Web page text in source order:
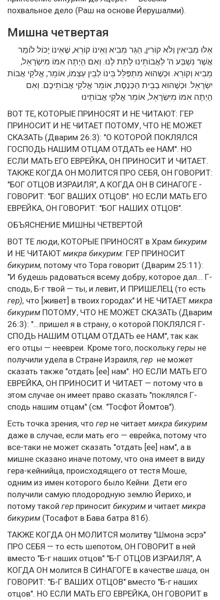
похвальное дело (Раш на основе Йерушалми).
Мишна четвертая
אֵלּוּ מְבִיאִין וְלֹא קוֹרִין, הַגֵּר מֵבִיא וְאֵינוֹ קוֹרֵא, שֶׁאֵינוֹ יָכוֹל לוֹמַר
אֲשֶׁר נִשְׁבַּע ה' לַאֲבוֹתֵינוּ לָתֵת לָנוּ. וְאִם הָיְתָה אִמּוֹ מִיִּשְׂרָאֵל,
מֵבִיא וְקוֹרֵא. וּכְשֶׁהוּא מִתְפַּלֵּל בֵּינוֹ לְבֵין עַצְמוֹ, אוֹמֵר, אֱלֹקֵי אֲבוֹת
יִשְׂרָאֵל. וּכְשֶׁהוּא בְבֵית הַכְּנֶסֶת, אוֹמֵר אֱלֹקֵי אֲבוֹתֵיכֶם. וְאִם
הָיְתָה אִמּוֹ מִיִּשְׂרָאֵל, אוֹמֵר אֱלֹקֵי אֲבוֹתֵינוּ
ВОТ ТЕ, КОТОРЫЕ ПРИНОСЯТ И НЕ ЧИТАЮТ: ГЕР
ПРИНОСИТ И НЕ ЧИТАЕТ ПОТОМУ, ЧТО НЕ МОЖЕТ
СКАЗАТЬ (Дварим 26:3): "О КОТОРОЙ ПОКЛЯЛСЯ
ГОСПОДЬ НАШИМ ОТЦАМ ОТДАТЬ ее НАМ". НО
ЕСЛИ МАТЬ ЕГО ЕВРЕЙКА, ОН ПРИНОСИТ И ЧИТАЕТ.
ТАКЖЕ КОГДА ОН МОЛИТСЯ ПРО СЕБЯ, ОН ГОВОРИТ:
"БОГ ОТЦОВ ИЗРАИЛЯ", А КОГДА ОН В СИНАГОГЕ -
ГОВОРИТ: "БОГ ВАШИХ ОТЦОВ". НО ЕСЛИ МАТЬ ЕГО
ЕВРЕЙКА, ОН ГОВОРИТ: "БОГ НАШИХ ОТЦОВ".
ОБЪЯСНЕНИЕ МИШНЫ ЧЕТВЕРТОЙ
ВОТ ТЕ люди, КОТОРЫЕ ПРИНОСЯТ в Храм бикурим
И НЕ ЧИТАЮТ микра бикурим: ГЕР ПРИНОСИТ
бикурим, потому что Тора говорит (Дварим 25:11):
"И будешь радоваться всему добру, которое дал... Г-
сподь, Б-г твой — ты, и левит, И ПРИШЕЛЕЦ (то есть
гер), что [живет] в твоих городах" И НЕ ЧИТАЕТ микра
бикурим ПОТОМУ, ЧТО НЕ МОЖЕТ СКАЗАТЬ (Дварим
26:3): "...пришел я в страну, о которой ПОКЛЯЛСЯ Г-
СПОДЬ НАШИМ ОТЦАМ ОТДАТЬ ее НАМ", так как
его отцы — неевреи. Кроме того, поскольку геры не
получили удела в Стране Израиля, гер не может
сказать также "отдать [ее] нам". НО ЕСЛИ МАТЬ ЕГО
ЕВРЕЙКА, ОН ПРИНОСИТ И ЧИТАЕТ — потому что в
этом случае он имеет право сказать "поклялся Г-
сподь нашим отцам" (см. "Тосфот Йомтов").
Есть точка зрения, что гер не читает микра бикурим
даже в случае, если мать его — еврейка, потому что
все-таки не может сказать "отдать [ее] нам", а в
мишне сказано иначе потому, что она имеет в виду
гера-кейнийца, происходящего от тестя Моше,
одним из имен которого было Кейни. Дети его
получили самую плодородную землю Йерихо, и
потому такой гер приносит бикурим и читает микра
бикурим (Тосафот в Бава батра 81б).
ТАКЖЕ КОГДА ОН МОЛИТСЯ молитву "Шмона эсрэ"
ПРО СЕБЯ — то есть шепотом, ОН ГОВОРИТ в ней
вместо "Б-г наших отцов" "Б-Г ОТЦОВ ИЗРАИЛЯ", А
КОГДА ОН молится В СИНАГОГЕ в качестве шаца, он
ГОВОРИТ: "Б-Г ВАШИХ ОТЦОВ" вместо "Б-г наших
отцов". НО ЕСЛИ МАТЬ ЕГО ЕВРЕЙКА, ОН ГОВОРИТ в